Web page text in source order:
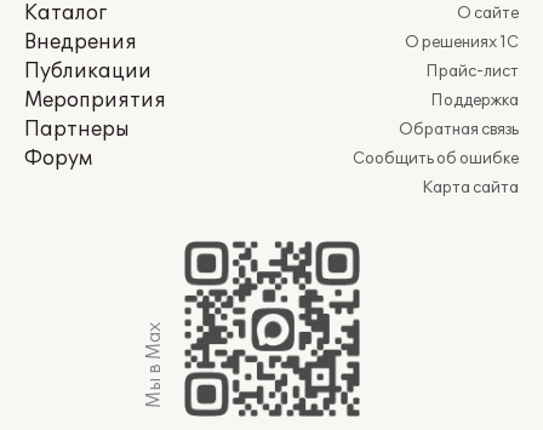
Каталог
Внедрения
Публикации
Мероприятия
Партнеры
Форум
О сайте
О решениях 1С
Прайс-лист
Поддержка
Обратная связь
Сообщить об ошибке
Карта сайта
Мы в Max